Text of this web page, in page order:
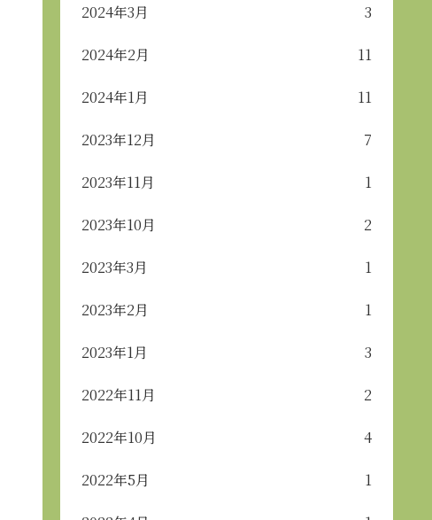
2024年3月 3
2024年2月 11
2024年1月 11
2023年12月 7
2023年11月 1
2023年10月 2
2023年3月 1
2023年2月 1
2023年1月 3
2022年11月 2
2022年10月 4
2022年5月 1